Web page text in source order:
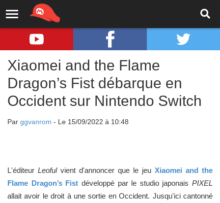
Xiaomei and the Flame
Dragon’s Fist débarque en
Occident sur Nintendo Switch
Par ggvanrom - Le 15/09/2022 à 10:48
L'éditeur Leofulvient d'annoncer que le jeu Xiaomei and the
Flame Dragon’s Fist développé par le studio japonais PIXEL
allait avoir le droit à une sortie en Occident. Jusqu'ici cantonné